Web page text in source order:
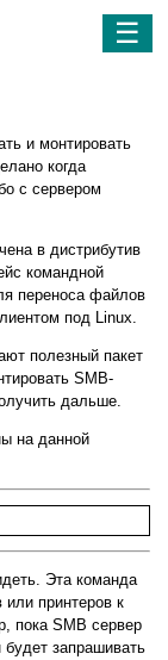
☰
и монтировать
когда
с сервером
в дистрибутив
командной
переноса файлов
под Linux.
полезный пакет
SMB-
дальше.
на данной
Эта команда
или принтеров к
пока SMB сервер
запрашивать